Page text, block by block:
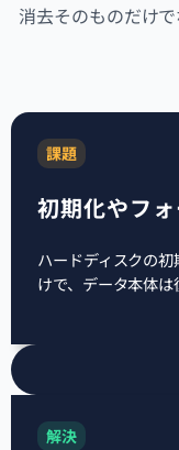
消去そのものだけ
課題
初期化やフ
ハードディスクの
けで、データ本体は
解決